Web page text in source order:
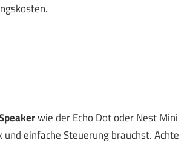
wie der Echo Dot oder Nest Mini
einfache Steuerung brauchst. Achte